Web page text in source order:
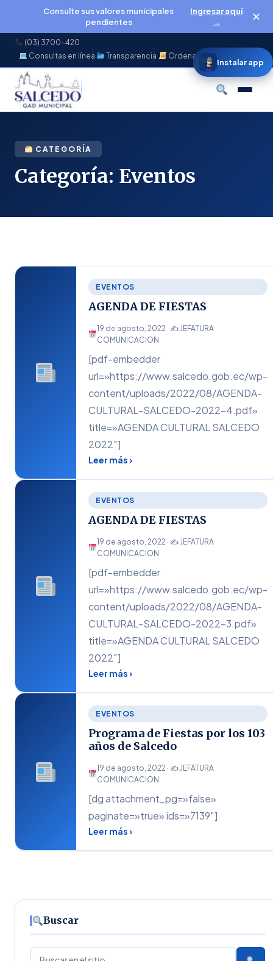
Consulte sus valores municipales
pendientes
Ingresar aquí
→
✕
(03) 3700-420
Consultas en línea
Transparencia Ordenanzas f
CATEGORÍA
Categoría: Eventos
EVENTOS
AGENDA DE FIESTAS
19 de agosto, 2022 · ✍JEFATURA
COMUNICACION
[pdf-embedder
url=»https://www.salcedo.gob.ec/wp-
content/uploads/2022/08/AGENDA-
CULTURAL-SALCEDO-2022-4.pdf»
title=»AGENDA CULTURAL SALCEDO
2022″]
Leer más ›
EVENTOS
AGENDA DE FIESTAS
19 de agosto, 2022 · ✍JEFATURA
COMUNICACION
[pdf-embedder
url=»https://www.salcedo.gob.ec/wp-
content/uploads/2022/08/AGENDA-
CULTURAL-SALCEDO-2022-3.pdf»
title=»AGENDA CULTURAL SALCEDO
2022″]
Leer más ›
EVENTOS
Programa de Fiestas por los 103
años de Salcedo
19 de agosto, 2022 · ✍JEFATURA
COMUNICACION
[dg attachment_pg=»false»
paginate=»true» ids=»7139″]
Leer más ›
Buscar
Buscar
Instalar app